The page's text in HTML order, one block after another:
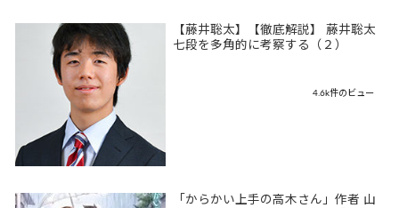
【藤井聡太】【徹底解説】 藤井聡太
七段を多角的に考察する（２）
4.6k件のビュー
「からかい上手の高木さん」作者 山